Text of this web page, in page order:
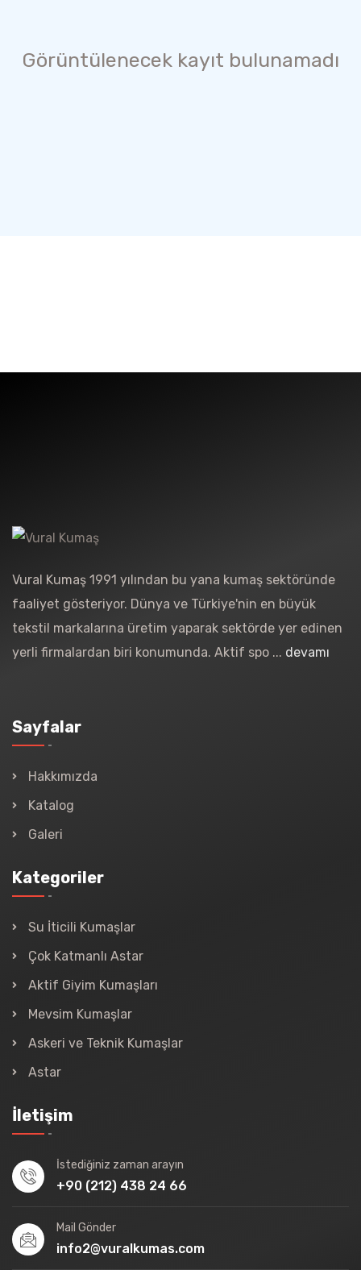
Görüntülenecek kayıt bulunamadı
Vural Kumaş 1991 yılından bu yana kumaş sektöründe
faaliyet gösteriyor. Dünya ve Türkiye'nin en büyük
tekstil markalarına üretim yaparak sektörde yer edinen
yerli firmalardan biri konumunda. Aktif spo ... devamı
Sayfalar
Hakkımızda
Katalog
Galeri
Kategoriler
Su İticili Kumaşlar
Çok Katmanlı Astar
Aktif Giyim Kumaşları
Mevsim Kumaşlar
Askeri ve Teknik Kumaşlar
Astar
İletişim
İstediğiniz zaman arayın
+90 (212) 438 24 66
Mail Gönder
info2@vuralkumas.com